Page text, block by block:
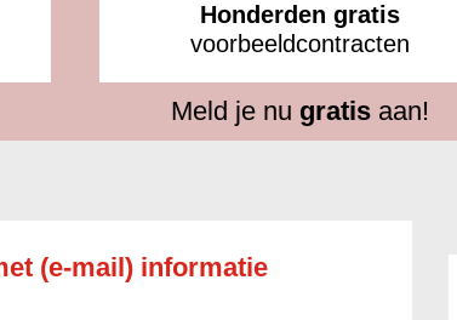
Honderden gratis
voorbeeldcontracten
Meld je nu gratisaan!
(e-mail) informatie